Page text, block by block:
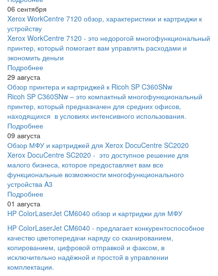
06 сентября
Xerox WorkCentre 7120 обзор, характеристики и картриджи к
устройству
Xerox WorkCentre 7120 - это недорогой многофункциональный
принтер, который помогает вам управлять расходами и
экономить деньги
Подробнее
29 августа
Обзор принтера и картриджей к Ricoh SP C360SNw
Ricoh SP C360SNw – это компактный многофункциональный
принтер, который предназначен для средних офисов,
находящихся в условиях интенсивного использования.
Подробнее
09 августа
Обзор МФУ и картриджей для Xerox DocuCentre SC2020
Xerox DocuCentre SC2020 - это доступное решение для
малого бизнеса, которое предоставляет вам все
функциональные возможности многофункционального
устройства A3
Подробнее
01 августа
HP ColorLaserJet CM6040 обзор и картриджи для МФУ
HP ColorLaserJet CM6040 - предлагает конкурентоспособное
качество цветопередачи наряду со сканированием,
копированием, цифровой отправкой и факсом, в
исключительно надёжной и простой в управлении
комплектации.